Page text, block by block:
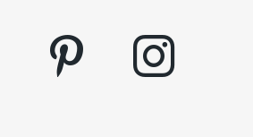
pinterest instagram